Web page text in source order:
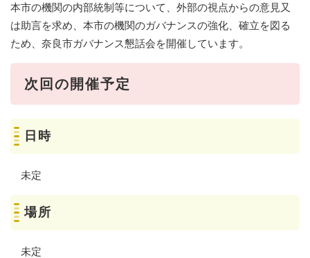
本市の機関の内部統制等について、外部の視点からの意見又
は助言を求め、本市の機関のガバナンスの強化、確立を図る
ため、奈良市ガバナンス懇話会を開催しています。
次回の開催予定
日時
未定
場所
未定